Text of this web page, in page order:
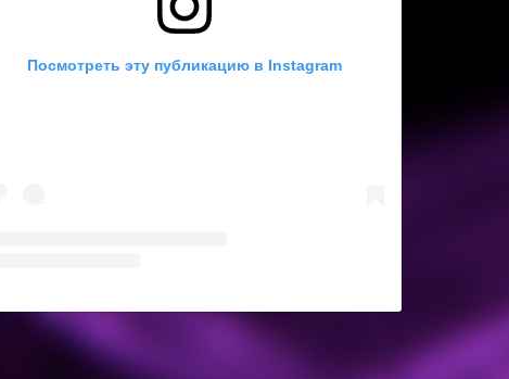
Посмотреть эту публикацию в Instagram